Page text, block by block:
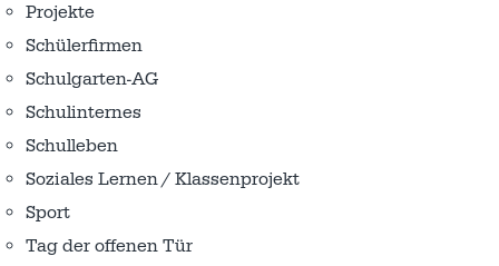
Projekte
Schülerfirmen
Schulgarten-AG
Schulinternes
Schulleben
Soziales Lernen / Klassenprojekt
Sport
Tag der offenen Tür